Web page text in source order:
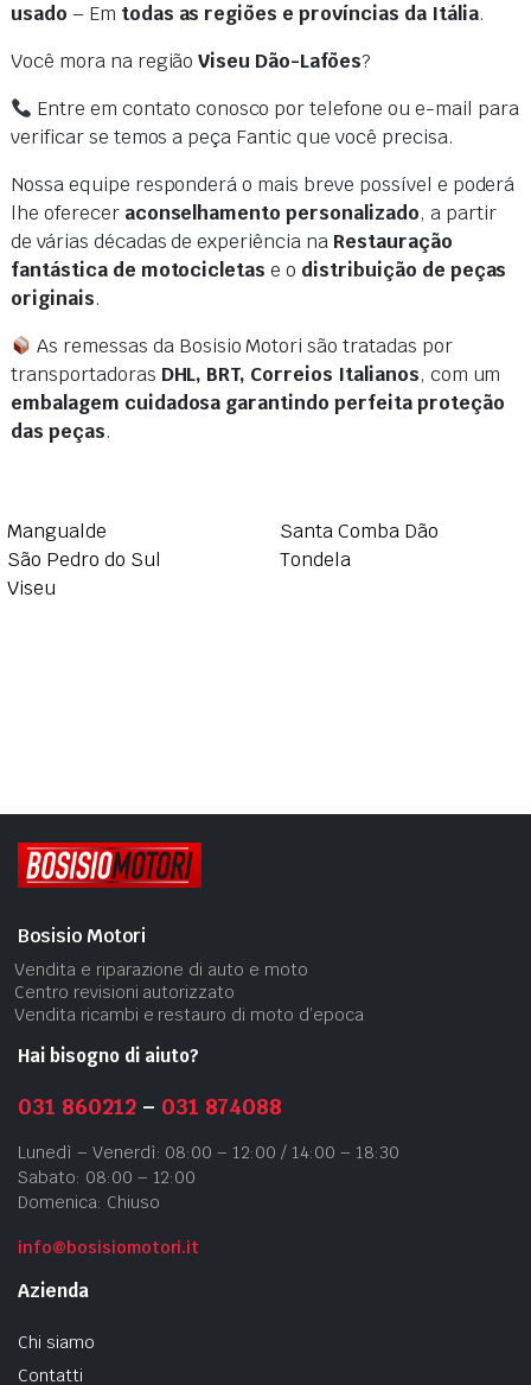
usado – Em todas as regiões e províncias da Itália.
Você mora na regiãoViseu Dão-Lafões?
Entre em contato conosco por telefone ou e-mail para
verificar se temos a peça Fantic que você precisa.
Nossa equipe responderá o mais breve possível e poderá
lhe oferecer aconselhamento personalizado, a partir
de várias décadas de experiência na Restauração
fantástica de motocicletas e o distribuição de peças
originais.
As remessas da Bosisio Motori são tratadas por
transportadoras DHL, BRT, Correios Italianos, com um
embalagem cuidadosa garantindo perfeita proteção
das peças.
Mangualde
Santa Comba Dão
São Pedro do Sul
Tondela
Viseu
Bosisio Motori
Vendita e riparazione di auto e moto
Centro revisioni autorizzato
Vendita ricambi e restauro di moto d’epoca
Hai bisogno di aiuto?
031 860212– 031 874088
Lunedì – Venerdì: 08:00 – 12:00 / 14:00 – 18:30
Sabato: 08:00 – 12:00
Domenica: Chiuso
info@bosisiomotori.it
Azienda
Chi siamo
Contatti